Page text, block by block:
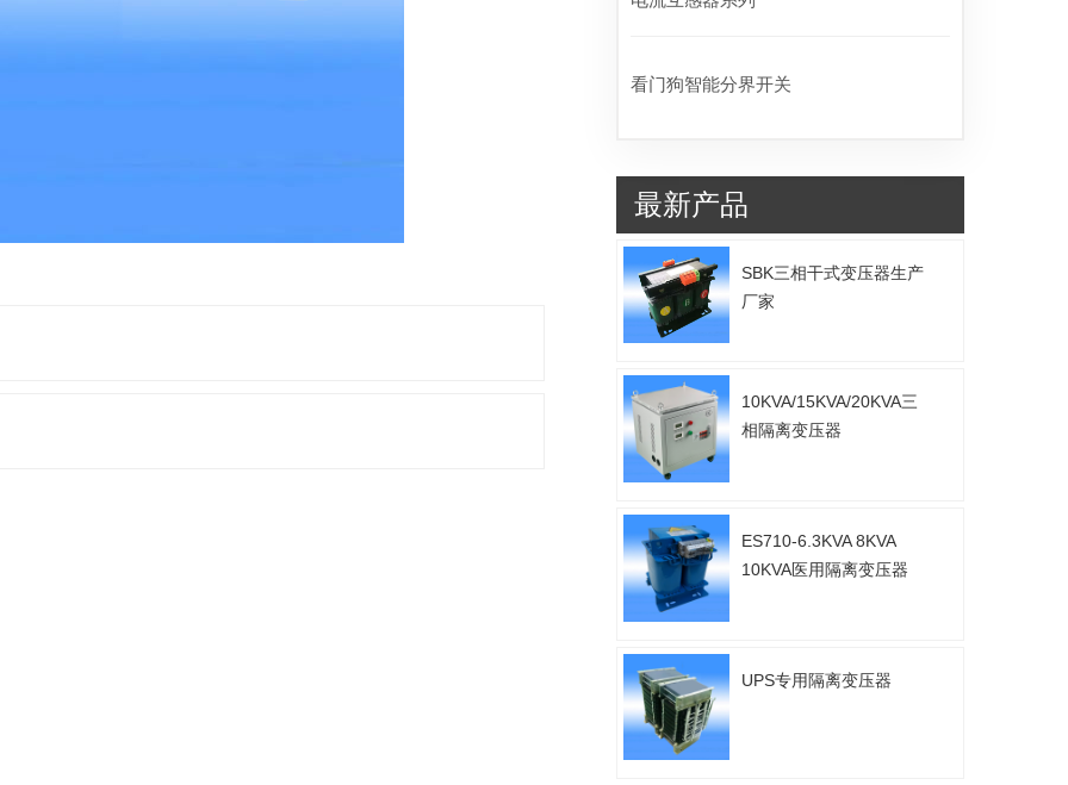
看门狗智能分界开关
最新产品
SBK三相干式变压器生产
厂家
10KVA/15KVA/20KVA三
相隔离变压器
ES710-6.3KVA 8KVA
10KVA医用隔离变压器
UPS专用隔离变压器